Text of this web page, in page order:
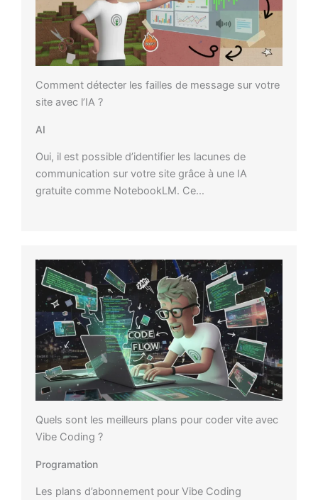
Comment détecter les failles de message sur votre
site avec l’IA ?
AI
Oui, il est possible d’identifier les lacunes de
communication sur votre site grâce à une IA
gratuite comme NotebookLM. Ce…
Quels sont les meilleurs plans pour coder vite avec
Vibe Coding ?
Programation
Les plans d’abonnement pour Vibe Coding